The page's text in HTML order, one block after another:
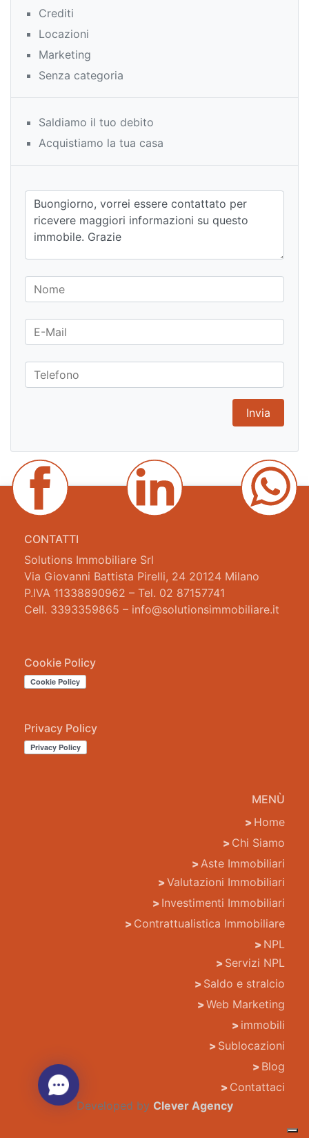
Crediti
Locazioni
Marketing
Senza categoria
Saldiamo il tuo debito
Acquistiamo la tua casa
CONTATTI
Solutions Immobiliare Srl
Via Giovanni Battista Pirelli, 24 20124 Milano
P.IVA 11338890962 – Tel. 02 87157741
Cell. 3393359865 – info@solutionsimmobiliare.it
Cookie Policy
Privacy Policy
MENÙ
Home
Chi Siamo
Aste Immobiliari
Valutazioni Immobiliari
Investimenti Immobiliari
Contrattualistica Immobiliare
NPL
Servizi NPL
Saldo e stralcio
Web Marketing
immobili
Sublocazioni
Blog
Contattaci
Developed by Clever Agency